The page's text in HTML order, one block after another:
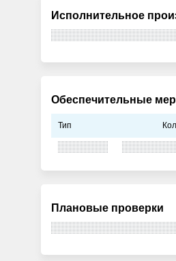
Исполнительное
Обеспечительные
Тип
Плановые проверки